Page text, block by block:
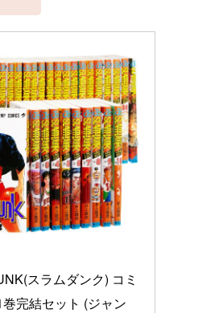
スラムダンク) コミ
完結セット (ジャン